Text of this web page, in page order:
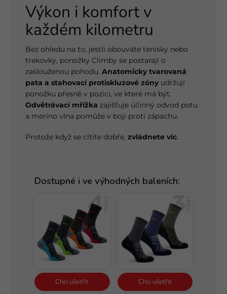
Výkon i komfort v
každém kilometru
Bez ohledu na to, jestli obouváte tenisky nebo
trekovky, ponožky Climby se postarají o
zaslouženou pohodu. Anatomicky tvarovaná
pata a stahovací protiskluzové zóny udržují
ponožku přesně v pozici, ve které má být.
Odvětrávací mřížka zajišťuje účinný odvod potu
a merino vlna pomůže v boji proti zápachu.
Protože když se cítíte dobře, zvládnete víc.
Dostupné i ve výhodných baleních:
Chci ušetřit Chci ušetřit